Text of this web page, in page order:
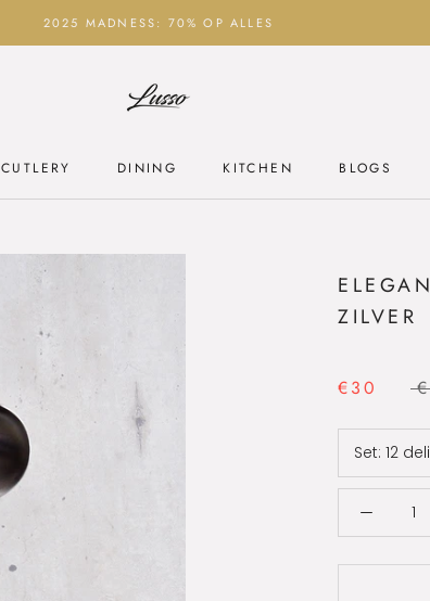
2025 MADNESS: 70% OP ALLES
CUTLERY
DINING
KITCHEN
BLOGS
ZILVER
€30
Set: 12